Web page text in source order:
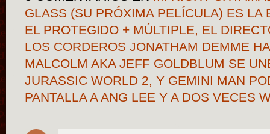
GLASS (SU PRÓXIMA PELÍCULA) ES LA
EL PROTEGIDO + MÚLTIPLE, EL
LOS CORDEROS JONATHAM DEMME
MALCOLM AKA JEFF GOLDBLUM SE
JURASSIC WORLD 2, Y GEMINI MAN
PANTALLA A ANG LEE Y A DOS VECES